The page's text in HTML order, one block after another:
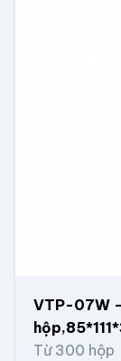
VTP-07W
Từ 300 hộp